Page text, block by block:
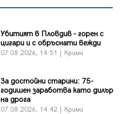
Убитият в Пловдив - горен с
цигари и с обръснати вежди
07.08.2026, 14:51 | Крими
За достойни старини: 75-
годишен заработва като дилър
на дрога
07.08.2026, 14:42 | Крими